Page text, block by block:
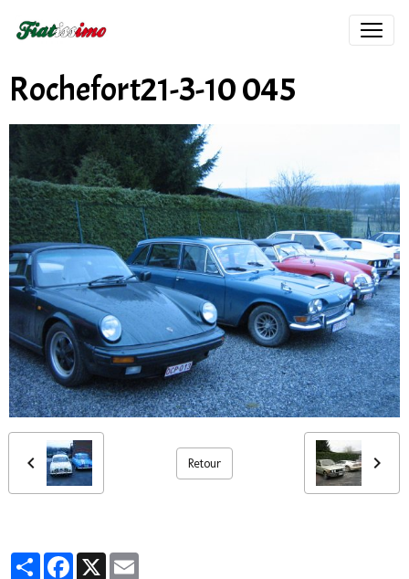
Rochefort21-3-10 045
Retour
PartagerFacebook
X